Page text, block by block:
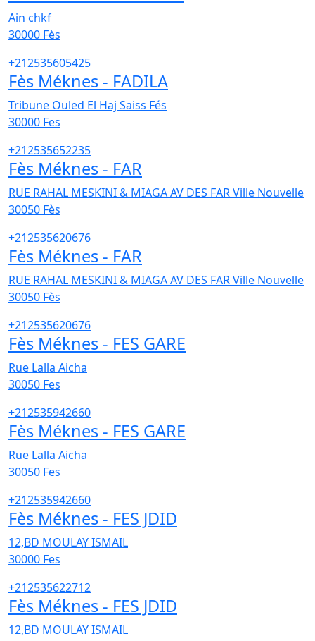
Ain chkf
30000 Fès
+212535605425
Fès Méknes - FADILA
Tribune Ouled El Haj Saiss Fés
30000 Fes
+212535652235
Fès Méknes - FAR
RUE RAHAL MESKINI & MIAGA AV DES FAR Ville Nouvelle
30050 Fès
+212535620676
Fès Méknes - FAR
RUE RAHAL MESKINI & MIAGA AV DES FAR Ville Nouvelle
30050 Fès
+212535620676
Fès Méknes - FES GARE
Rue Lalla Aicha
30050 Fes
+212535942660
Fès Méknes - FES GARE
Rue Lalla Aicha
30050 Fes
+212535942660
Fès Méknes - FES JDID
12,BD MOULAY ISMAIL
30000 Fes
+212535622712
Fès Méknes - FES JDID
12,BD MOULAY ISMAIL